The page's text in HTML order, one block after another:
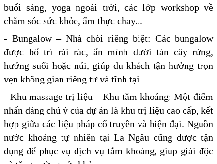
buổi sáng, yoga ngoài trời, các lớp workshop về
chăm sóc sức khỏe, ẩm thực chay...
- Bungalow – Nhà chòi riêng biệt: Các bungalow
được bố trí rải rác, ẩn mình dưới tán cây rừng,
hướng suối hoặc núi, giúp du khách tận hưởng trọn
vẹn không gian riêng tư và tĩnh tại.
- Khu massage trị liệu – Khu tắm khoáng: Một điểm
nhấn đáng chú ý của dự án là khu trị liệu cao cấp, kết
hợp giữa các liệu pháp cổ truyền và hiện đại. Nguồn
nước khoáng tự nhiên tại La Ngâu cũng được tận
dụng để phục vụ dịch vụ tắm khoáng, giúp giải độc